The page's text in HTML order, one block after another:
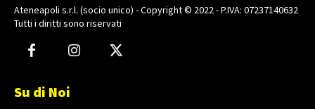
Ateneapoli s.r.l. (socio unico) - Copyright © 2022 - P.IVA: 07237140632
Tutti i diritti sono riservati
Su di Noi